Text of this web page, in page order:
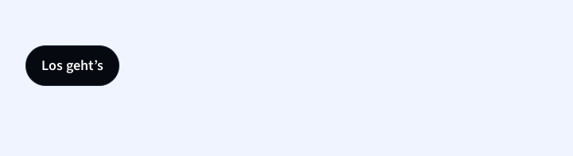
Los geht’s